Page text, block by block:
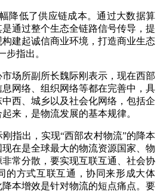
低了供应链成本。通过大数据算
通过整个生态全链路信号传导，提
建起诚信商业环境，打造商业生态
步指出。
所副所长魏际刚表示，现在西部
网络、组织网络等都在完善中，具
西、城乡以及社会化网络，包括企
来，是物流发展的基本规律。
出，实现“西部农村物流”的降本
在是全球最大的物流资源国家、物
常分散，要实现互联互通、社会协
的方式互联互通，协同来形成大体
本增效是针对物流的短点痛点。要